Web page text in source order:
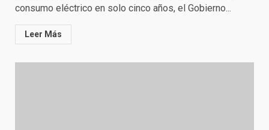
consumo eléctrico en solo cinco años, el Gobierno...
Leer Más